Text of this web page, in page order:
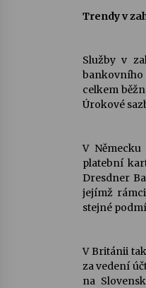
Trendy v
Služby v
bankovního
celkem
Úrokové
V
platební
Dresdner
jejímž
stejné
V Británii
za vedení
na